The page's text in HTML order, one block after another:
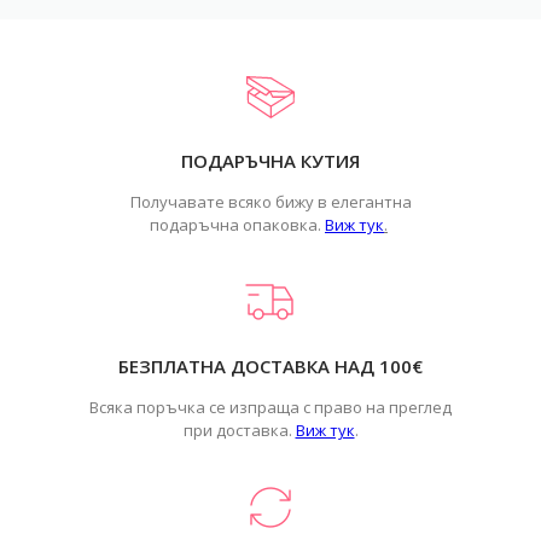
ПОДАРЪЧНА КУТИЯ
Получавате всяко бижу в елегантна
подаръчна опаковка. Виж тук.
БЕЗПЛАТНА ДОСТАВКА НАД 100€
Всяка поръчка се изпраща с право на преглед
при доставка. Виж тук.